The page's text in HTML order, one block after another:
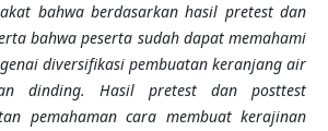
bahwa berdasarkanhasil pretest dan
bahwapeserta sudah dapat memahami
diversifikasi pembuatan keranjang air
dinding. Hasil pretest dan posttest
pemahaman cara membuat kerajinan